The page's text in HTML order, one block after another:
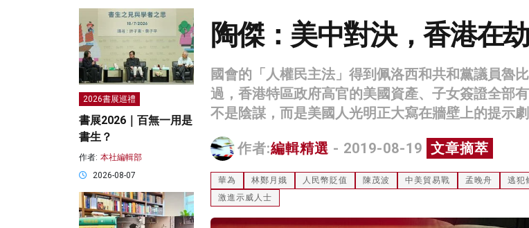
陶傑：美中對決，香港在
國會的「人權民主法」得到佩洛西和共和黨議員魯
過，香港特區政府高官的美國資產、子女簽證全部
不是陰謀，而是美國人光明正大寫在牆壁上的提示劇
作者:編輯精選 - 2019-08-19 文章摘萃
華為 林鄭月娥 人民幣貶值 陳茂波 中美貿易戰 孟晚舟 逃犯
激進示威人士
2026書展巡禮
書展2026｜百無一用是
書生？
作者: 本社編輯部
2026-08-07